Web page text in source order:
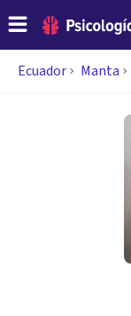
Ecuador Manta